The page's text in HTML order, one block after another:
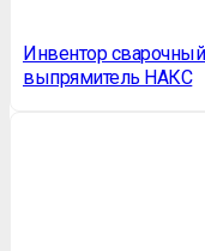
Инвентор
выпрямитель НАКС